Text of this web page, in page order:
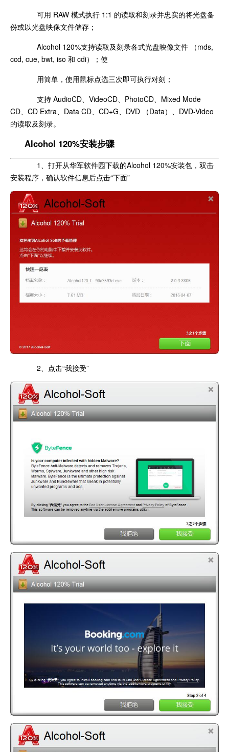
可用 RAW 模式执行 1:1 的读取和刻录并忠实的将光盘备
份或以光盘映像文件储存；
Alcohol 120%支持读取及刻录各式光盘映像文件 （mds,
ccd, cue, bwt, iso 和 cdi）；使
用简单，使用鼠标点选三次即可执行对刻；
支持 AudioCD、VideoCD、PhotoCD、Mixed Mode
CD、CD Extra、Data CD、CD+G、DVD （Data）、DVD-Video
的读取及刻录。
Alcohol 120%安装步骤
1、打开从华军软件园下载的Alcohol 120%安装包，双击
安装程序，确认软件信息后点击“下面”
2、点击“我接受”